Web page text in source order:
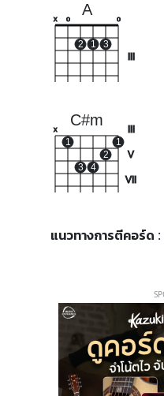
A
x o
2 1 3
o
C#m
V
VII
x
1
3 4
2
1
แนวทางการตีคอร์ด